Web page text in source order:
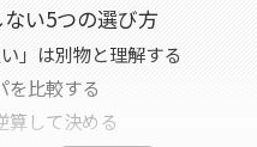
い5つの選び方
」は別物と理解する
を比較する
算して決める